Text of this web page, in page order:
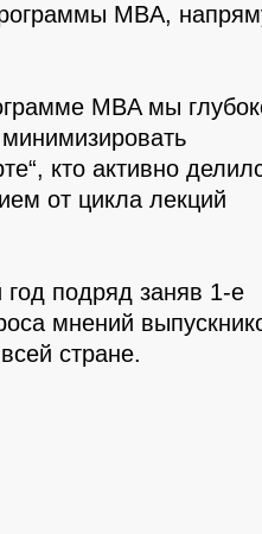
MBA,
MBA мы
кто активно
от цикла лекций
подряд заняв 1-е
мнений
стране.